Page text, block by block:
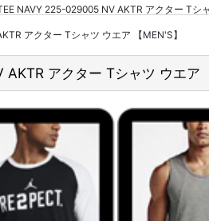
NAVY 225-029005 NV AKTR アクター T
アクター Tシャツ ウエア 【MEN'S】
アクター Tシャツ ウエア